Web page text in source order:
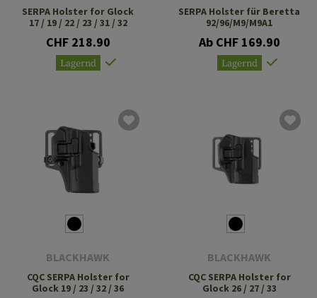
SERPA Holster for Glock
17 / 19 / 22 / 23 / 31 / 32
CHF 218.90
Lagernd
SERPA Holster für Beretta
92/96/M9/M9A1
Ab CHF 169.90
Lagernd
BLACKHAWK
CQC SERPA Holster for
Glock 19 / 23 / 32 / 36
BLACKHAWK
CQC SERPA Holster for
Glock 26 / 27 / 33